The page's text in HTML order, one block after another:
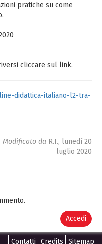
pratiche su come
cliccare sul link.
didattica-italiano-l2-tra-
Modificato da R.I., lunedì 20
luglio 2020
Accedi
Contatti Credits Sitemap